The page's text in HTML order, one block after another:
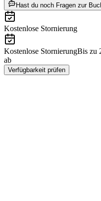
Hast du noch Fragen zur
Kostenlose Stornierung
Kostenlose StornierungBis zu
ab
Verfügbarkeit prüfen